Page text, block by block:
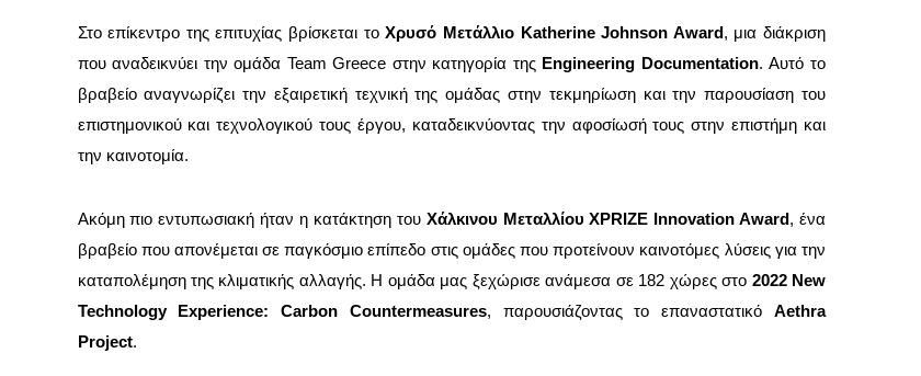
Στο επίκεντρο της επιτυχίας βρίσκεται τοΧρυσό Μετάλλιο Katherine Johnson Award, μια διάκριση
που αναδεικνύει την ομάδα Team Greece στην κατηγορία της Engineering Documentation. Αυτό το
βραβείο αναγνωρίζει την εξαιρετική τεχνική της ομάδας στην τεκμηρίωση και την παρουσίαση του
επιστημονικού και τεχνολογικού τους έργου, καταδεικνύοντας την αφοσίωσή τους στην επιστήμη και
την καινοτομία.
Ακόμη πιο εντυπωσιακή ήταν η κατάκτηση του Χάλκινου Μεταλλίου XPRIZE Innovation Award, ένα
βραβείο που απονέμεται σε παγκόσμιο επίπεδο στις ομάδες που προτείνουν καινοτόμες λύσεις για την
καταπολέμηση της κλιματικής αλλαγής. Η ομάδα μας ξεχώρισε ανάμεσα σε 182 χώρες στο 2022 New
Technology Experience: Carbon Countermeasures, παρουσιάζοντας το επαναστατικόAethra
Project.